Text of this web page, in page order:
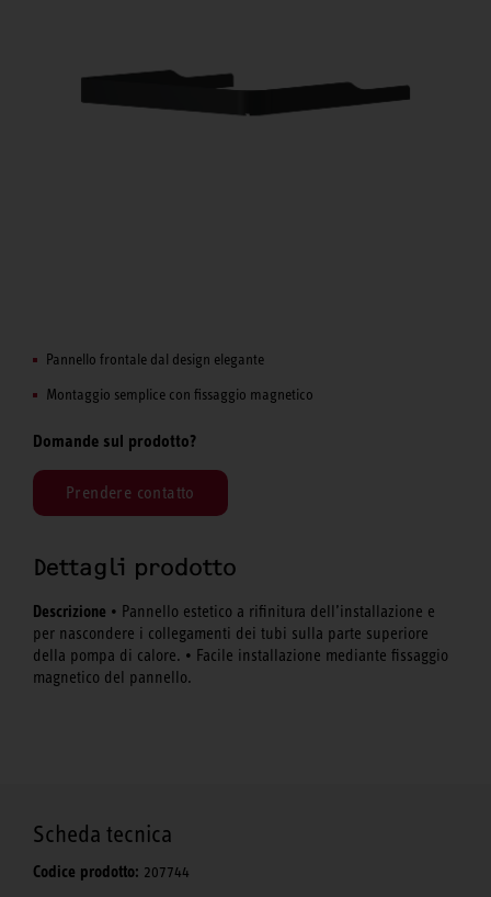
Pannello frontale dal design elegante
Montaggio semplice con fissaggio magnetico
Domande sul prodotto?
Prendere contatto
Dettagli prodotto
Descrizione • Pannello estetico a rifinitura dell’installazione e
per nascondere i collegamenti dei tubi sulla parte superiore
della pompa di calore. • Facile installazione mediante fissaggio
magnetico del pannello.
Scheda tecnica
Codice prodotto: 207744